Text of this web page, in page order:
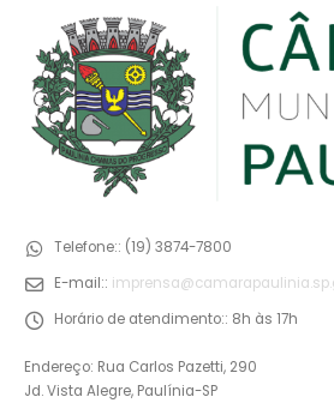
Telefone:: (19) 3874-7800
E-mail::
Horário de atendimento:: 8h às 17h
Endereço: Rua Carlos Pazetti, 290
Jd. Vista Alegre, Paulínia-SP